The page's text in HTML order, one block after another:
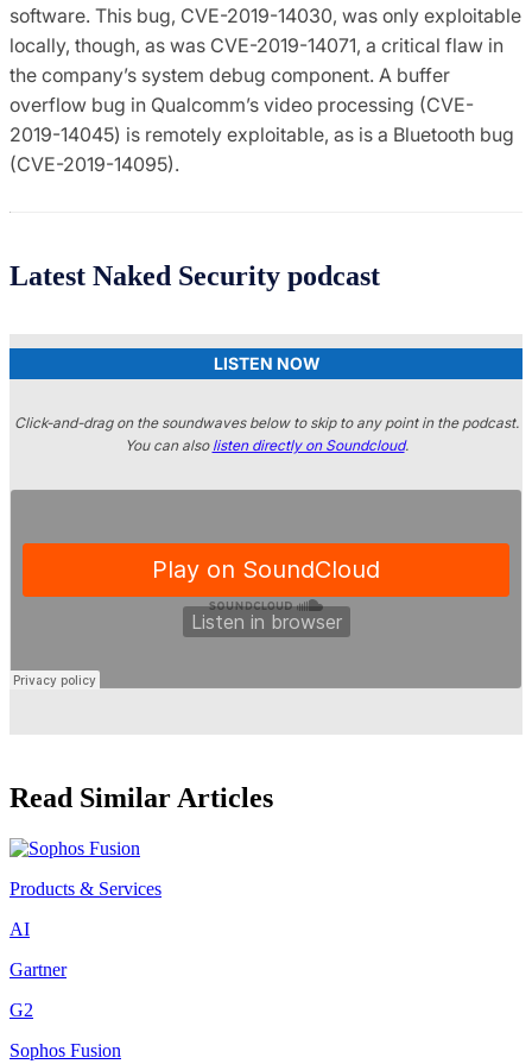
software. This bug, CVE-2019-14030, was only exploitable
locally, though, as was CVE-2019-14071, a critical flaw in
the company’s system debug component. A buffer
overflow bug in Qualcomm’s video processing (CVE-
2019-14045) is remotely exploitable, as is a Bluetooth bug
(CVE-2019-14095).
Latest Naked Security podcast
LISTEN NOW
Click-and-drag on the soundwaves below to skip to any point in the podcast.
You can also listen directly on Soundcloud.
Read Similar Articles
Products & Services
AI
Gartner
G2
Sophos Fusion